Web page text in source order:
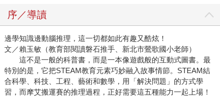
序／導讀
邊學知識邊動腦推理，這一切都如此有趣又酷炫！
文／賴玉敏（教育部閱讀磐石推手、新北市鶯歌國小老師）
這不是一般的科普書，而是一本像遊戲般的互動式圖書。最
特別的是，它把STEAM教育元素巧妙融入故事情節。STEAM結
合科學、科技、工程、藝術和數學，用「解決問題」的方式學
習，而摩艾搬運賽的推理過程，正好需要這五種能力一起上場！